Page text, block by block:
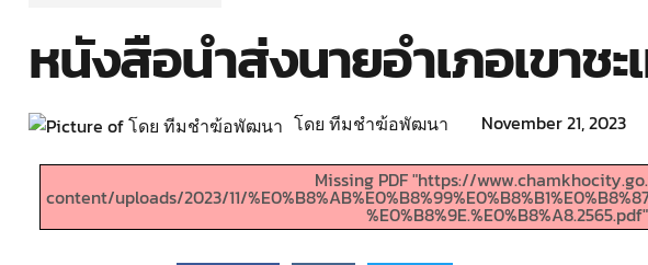
หนังสือนำส่งนายอำเภอเขาชะ
โดย ทีมชำฆ้อพัฒนา November 21, 2023
Missing PDF "https://
content/uploads/2023/11/